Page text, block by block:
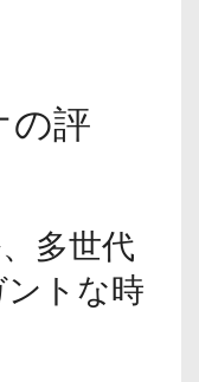
の評
多世代
トな時